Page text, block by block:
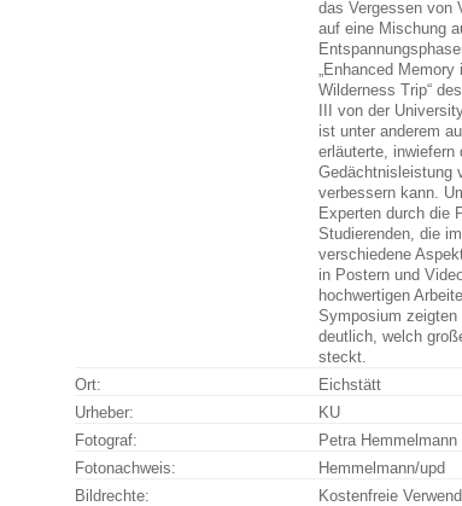
das Vergessen von
auf eine Mischung
„Enhanced
Wilderness Trip“
III von der
ist unter anderem
erläuterte,
Gedächtnisleistung
verbessern kann.
Experten durch die
Studierenden, die
verschiedene
in Postern und
hochwertigen
Symposium
deutlich, welch
steckt.
Ort:
Eichstätt
Urheber:
KU
Fotograf:
Petra Hemmelmann
Fotonachweis:
Hemmelmann/upd
Bildrechte:
Kostenfreie